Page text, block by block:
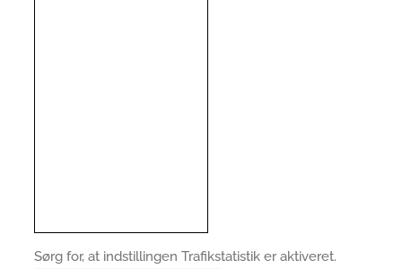
Sørg for, at indstillingen Trafikstatistik er aktiveret.